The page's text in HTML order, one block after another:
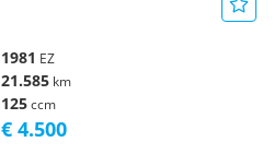
1981 EZ
21.585 km
125ccm
€ 4.500